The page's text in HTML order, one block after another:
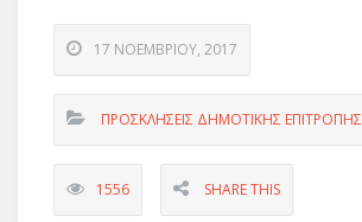
17 ΝΟΕΜΒΡΊΟΥ, 2017
ΠΡΟΣΚΛΗΣΕΙΣ ΔΗΜΟΤΙΚΗΣ ΕΠΙΤΡΟΠΗΣ
1556 SHARE THIS